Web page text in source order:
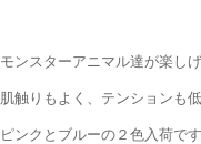
モンスターアニマル達が楽し
肌触りもよく、テンションも
ピンクとブルーの２色入荷で